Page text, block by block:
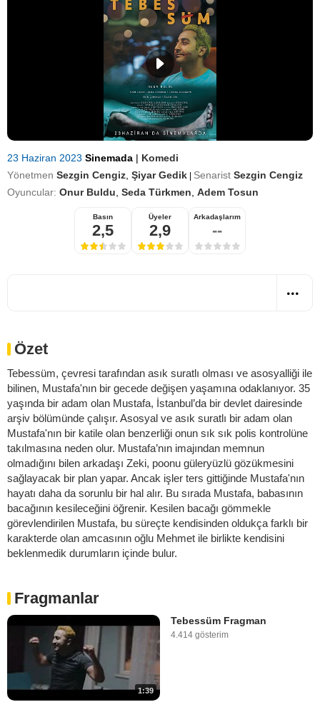
23 Haziran 2023 Sinemada | Komedi
Yönetmen Sezgin Cengiz Şiyar Gedik Senarist Sezgin Cengiz
Oyuncular: Onur Buldu Seda Türkmen Adem Tosun
Basın
2,5
Üyeler
2,9
Arkadaşlarım
--
Özet
Tebessüm, çevresi tarafından asık suratlı olması ve asosyalliği ile
bilinen, Mustafa'nın bir gecede değişen yaşamına odaklanıyor. 35
yaşında bir adam olan Mustafa, İstanbul’da bir devlet dairesinde
arşiv bölümünde çalışır. Asosyal ve asık suratlı bir adam olan
Mustafa'nın bir katile olan benzerliği onun sık sık polis kontrolüne
takılmasına neden olur. Mustafa’nın imajından memnun
olmadığını bilen arkadaşı Zeki, poonu güleryüzlü gözükmesini
sağlayacak bir plan yapar. Ancak işler ters gittiğinde Mustafa'nın
hayatı daha da sorunlu bir hal alır. Bu sırada Mustafa, babasının
bacağının kesileceğini öğrenir. Kesilen bacağı gömmekle
görevlendirilen Mustafa, bu süreçte kendisinden oldukça farklı bir
karakterde olan amcasının oğlu Mehmet ile birlikte kendisini
beklenmedik durumların içinde bulur.
Fragmanlar
1:39
Tebessüm Fragman
4.414 gösterim